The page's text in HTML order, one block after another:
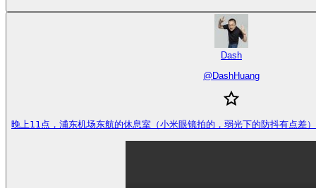
Dash
@ DashHuang
晚上11点，浦东机场东航的休息室（小米眼镜拍的，弱光下的防抖有